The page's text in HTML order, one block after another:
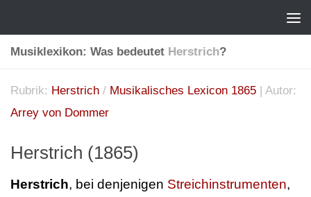
Musiklexikon: Was bedeutet Herstrich?
Rubrik: Herstrich / Musikalisches Lexicon 1865 | Autor:
Arrey von Dommer
Herstrich (1865)
Herstrich, bei denjenigen Streichinstrumenten,